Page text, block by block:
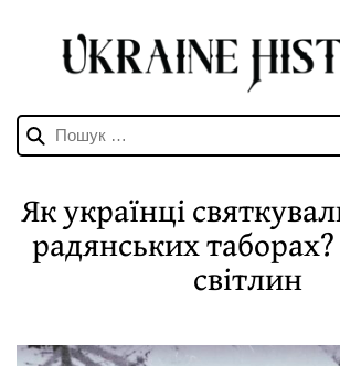
Пошук:
Як українці
радянських таборах?
світлин